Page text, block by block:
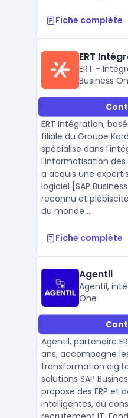
Fiche complète
ERT
ERT -
Business
ERT Intégration,
filiale du Groupe
spécialise dans
l'informatisation des
a acquis une
logiciel [SAP
reconnu et
du monde ...
Fiche complète
Agentil
Agentil,
One
Agentil, partenaire
ans, accompagne
transformation
solutions SAP
propose des ERP et
intelligentes, du